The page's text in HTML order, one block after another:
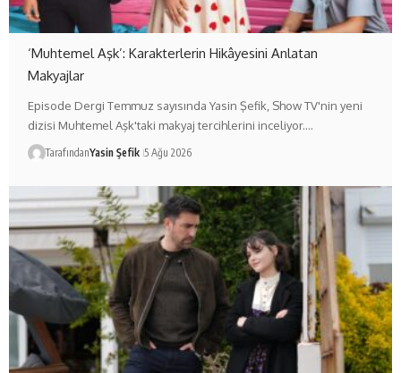
‘Muhtemel Aşk’: Karakterlerin Hikâyesini Anlatan
Makyajlar
Episode Dergi Temmuz sayısında Yasin Şefik, Show TV'nin yeni
dizisi Muhtemel Aşk'taki makyaj tercihlerini inceliyor.…
TarafındanYasin Şefik 5 Ağu 2026